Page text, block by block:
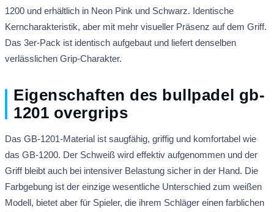
1200 und erhältlich in Neon Pink und Schwarz. Identische
Kerncharakteristik, aber mit mehr visueller Präsenz auf dem Griff.
Das 3er-Pack ist identisch aufgebaut und liefert denselben
verlässlichen Grip-Charakter.
Eigenschaften des bullpadel gb-
1201 overgrips
Das GB-1201-Material ist saugfähig, griffig und komfortabel wie
das GB-1200. Der Schweiß wird effektiv aufgenommen und der
Griff bleibt auch bei intensiver Belastung sicher in der Hand. Die
Farbgebung ist der einzige wesentliche Unterschied zum weißen
Modell, bietet aber für Spieler, die ihrem Schläger einen farblichen